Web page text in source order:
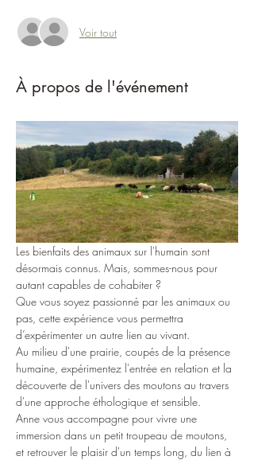
Voir tout
À propos de l'événement
Les bienfaits des animaux sur l'humain sont
désormais connus. Mais, sommes-nous pour
autant capables de cohabiter ?
Que vous soyez passionné par les animaux ou
pas, cette expérience vous permettra
d’expérimenter un autre lien au vivant.
Au milieu d'une prairie, coupés de la présence
humaine, expérimentez l'entrée en relation et la
découverte de l'univers des moutons au travers
d'une approche éthologique et sensible.
Anne vous accompagne pour vivre une
immersion dans un petit troupeau de moutons,
et retrouver le plaisir d'un temps long, du lien à